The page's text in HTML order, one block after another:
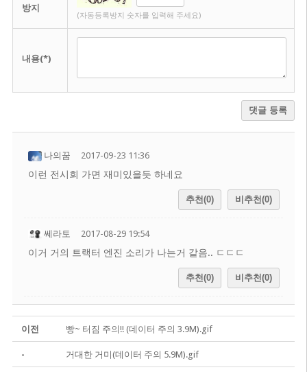
방지
(자동등록방지 숫자를 입력해 주세요)
내용(*)
댓글 등록
나의꿈 2017-09-23 11:36
이런 전시회 가면 재미있을듯 하네요
추천(0) 비추천(0)
쎄라토 2017-08-29 19:54
이거 거의 트랙터 엔진 소리가 나는거 같음.. ㄷㄷㄷ
추천(0) 비추천(0)
이전 빵~ 터짐 주의!! (데이터 주의 3.9M).gif
- 거대한 거미(데이터 주의 5.9M).gif